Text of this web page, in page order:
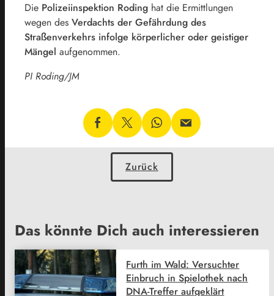
Die Polizeiinspektion Roding hat die Ermittlungen
wegen des Verdachts der Gefährdung des
Straßenverkehrs infolge körperlicher oder geistiger
Mängel aufgenommen.
PI Roding/JM
Zurück
Das könnte Dich auch interessieren
Furth im Wald: Versuchter
Einbruch in Spielothek nach
DNA-Treffer aufgeklärt